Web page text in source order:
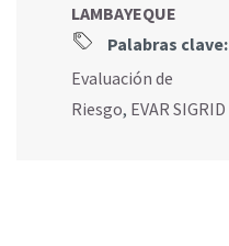
LAMBAYEQUE
Palabras clave:
Evaluación de
Riesgo, EVAR SIGRID